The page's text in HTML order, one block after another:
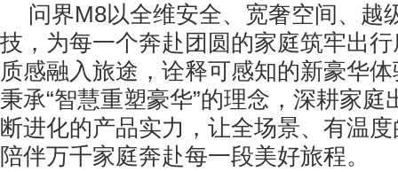
问界M8以全维安全、宽奢空间、越
技，为每一个奔赴团圆的家庭筑牢出
质感融入旅途，诠释可感知的新豪华
秉承“智慧重塑豪华”的理念，深耕家庭
断进化的产品实力，让全场景、有温
陪伴万千家庭奔赴每一段美好旅程。